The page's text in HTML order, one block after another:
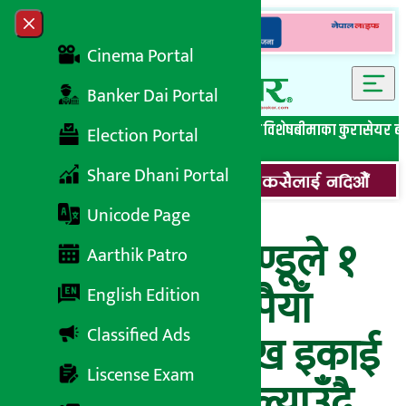
Skip to content
Close menu
Cinema Portal
Banker Dai Portal
Election Portal
Share Dhani Portal
Unicode Page
Aarthik Patro
English Edition
Classified Ads
Liscense Exam
सबै समाचारबेथिति मुर्दाबादबैंकिङ विशेष लघुवित्त विशेषबीमाका कुरासेयर
बैंक अफ काठमाण्डूले १
अर्ब ६० करोड रुपैयाँ
बराबरको १६ लाख इकाई